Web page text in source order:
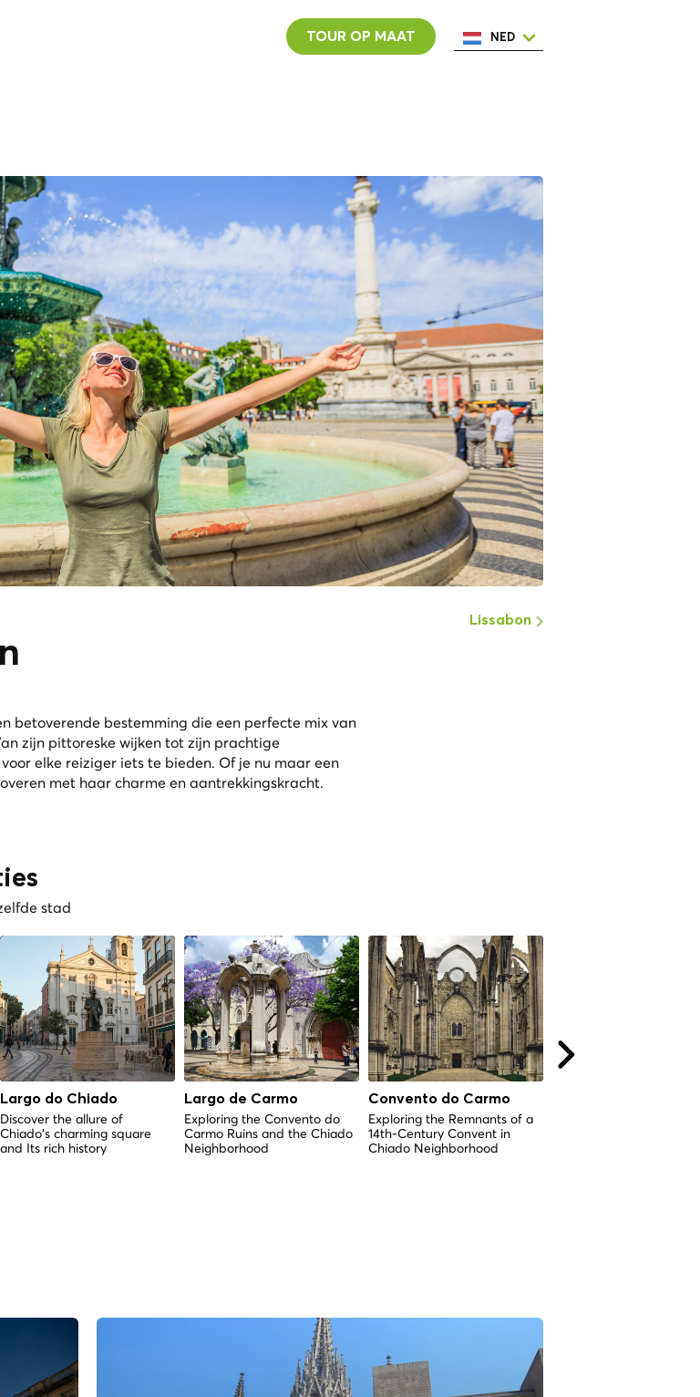
TOUR OP MAAT NED
Lissabon
betoverende bestemming die een perfecte mix van
zijn pittoreske wijken tot zijn prachtige
elke reiziger iets te bieden. Of je nu maar een
met haar charme en aantrekkingskracht.
stad
Largo do Chiado
Discover the allure of
Chiado's charming square
and Its rich history
Largo de Carmo
Exploring the Convento do
Carmo Ruins and the Chiado
Neighborhood
Convento do Carmo
Exploring the Remnants of a
14th-Century Convent in
Chiado Neighborhood